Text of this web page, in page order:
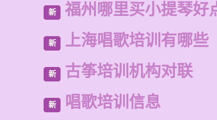
新 福州哪里买小提琴好
新 上海唱歌培训有哪些
新 古筝培训机构对联
新 唱歌培训信息